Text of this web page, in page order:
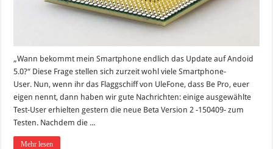
„Wann bekommt mein Smartphone endlich das Update auf Andoid
5.0?“ Diese Frage stellen sich zurzeit wohl viele Smartphone-
User. Nun, wenn ihr das Flaggschiff von UleFone, dass Be Pro, euer
eigen nennt, dann haben wir gute Nachrichten: einige ausgewählte
Test-User erhielten gestern die neue Beta Version 2 -150409- zum
Testen. Nachdem die ...
Mehr lesen